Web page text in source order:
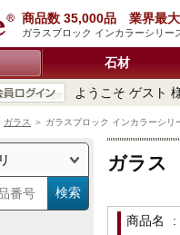
ガラスブロック インカラーシリ
商品数 35,000品 業界最大
石材
ようこそ ゲスト
ガラス ＞ ガラスブロック インカラーシ
ガラス
商品名 :